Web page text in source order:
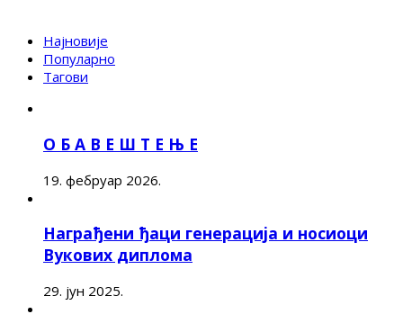
Најновије
Популарно
Тагови
О Б А В Е Ш Т Е Њ Е
19. фебруар 2026.
Награђени ђаци генерација и носиоци
Вукових диплома
29. јун 2025.